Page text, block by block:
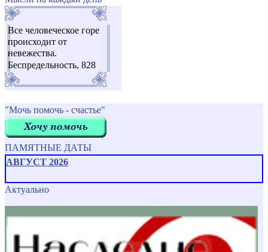
Все человеческое горе
происходит от
невежества.
Беспредельность, 828
"Мочь помочь - счастье"
ПАМЯТНЫЕ ДАТЫ
АВГУСТ 2026
Актуально